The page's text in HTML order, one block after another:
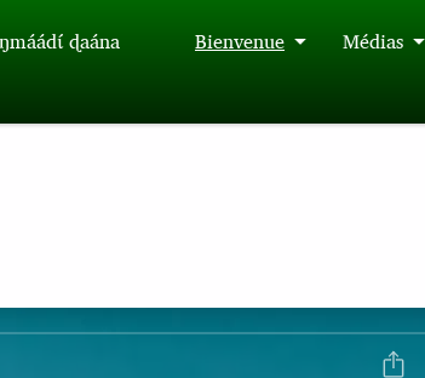
ɖaána Bienvenue Médias